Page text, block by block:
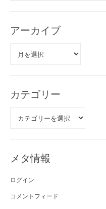
アーカイブ
カテゴリー
メタ情報
ログイン
コメントフィード